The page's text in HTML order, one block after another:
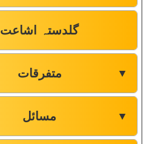
گلدستہ اشاعت
متفرقات ▼
مسائل ▼